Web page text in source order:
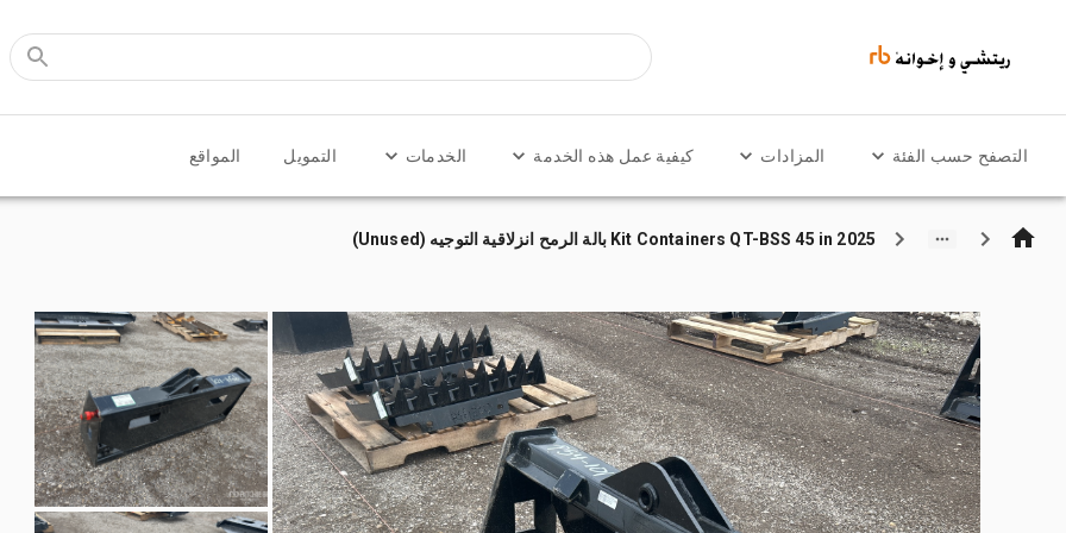
التصفح حسب الفئة المزادات كيفية عمل هذه الخدمة الخدمات التمويل المواقع
2025 Kit Containers QT-BSS 45 in بالة الرمح انزلاقية التوجيه (Unused)